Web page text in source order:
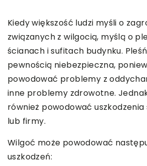
Kiedy większość ludzi myśli o
związanych z wilgocią, myślą o
ścianach i sufitach budynku.
pewnością niebezpieczna,
powodować problemy z
inne problemy zdrowotne.
również powodować
lub firmy.
Wilgoć może powodować
uszkodzeń: